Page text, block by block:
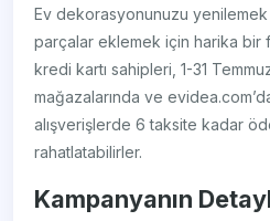
Ev dekorasyonunuzu
parçalar eklemek için harika bir
kredi kartı sahipleri, 1-31
mağazalarında ve
alışverişlerde 6 taksite kadar
rahatlatabilirler.
Kampanyanın